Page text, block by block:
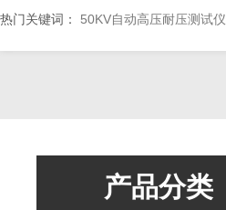
热门关键词： 50KV自动高压耐压测试仪
产品分类